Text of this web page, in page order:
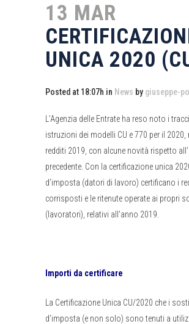
13 MAR
UNICA 2020
Posted at 18:07h in News by giuseppe-
L’Agenzia delle Entrate ha reso noto i
istruzioni dei modelli CU e 770 per il 2020,
redditi 2019, con alcune novità rispetto
precedente. Con la certificazione unica
d’imposta (datori di lavoro) certificano i
corrisposti e le ritenute operate ai propri
(lavoratori), relativi all’anno 2019.
Importi da certificare
La Certificazione Unica CU/2020 che i
d’imposta (e non solo) sono tenuti a